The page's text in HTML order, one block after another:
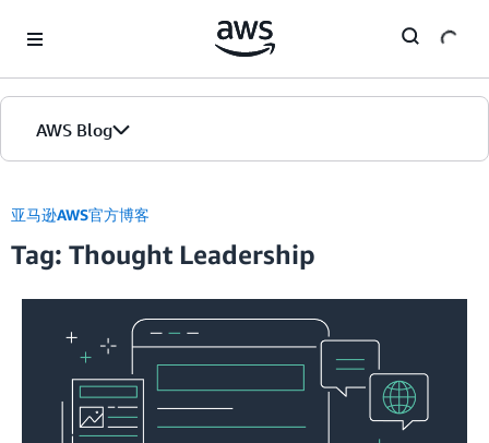
AWS Blog
首页
版本
亚马逊AWS官方博客
Tag: Thought Leadership